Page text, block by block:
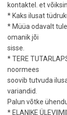
kontaktel. et
* Kaks ilusat
* Müüa odavalt
omanik jõi
sisse.
* TERE
noormees
soovib tutvuda
variandid.
Palun võtke
* ELANIKE